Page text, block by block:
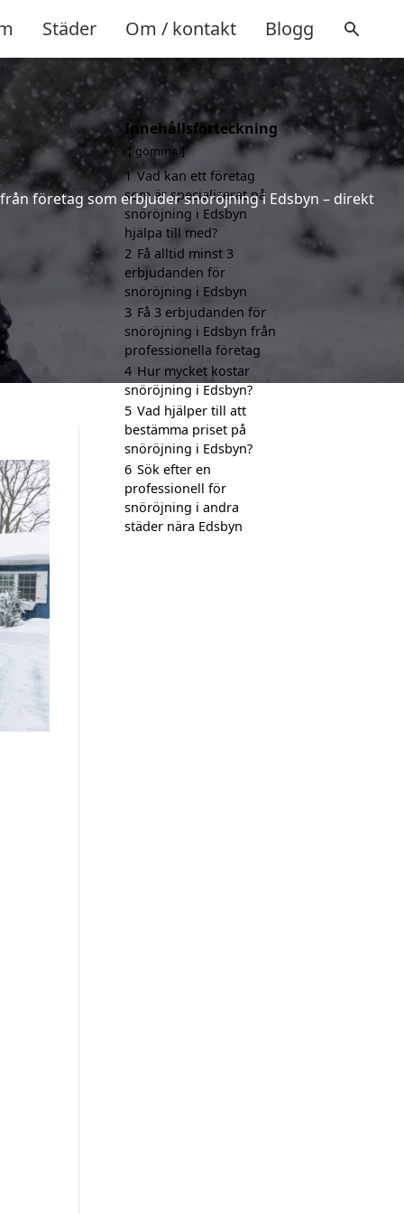
Städer Om / kontakt Blogg
företag som erbjuder snöröjning i Edsbyn – direkt
Innehållsförteckning
gömma
1 Vad kan ett företag
som är specialiserat på
snöröjning i Edsbyn
hjälpa till med?
2 Få alltid minst 3
erbjudanden för
snöröjning i Edsbyn
3 Få 3 erbjudanden för
snöröjning i Edsbyn från
professionella företag
4 Hur mycket kostar
snöröjning i Edsbyn?
5 Vad hjälper till att
bestämma priset på
snöröjning i Edsbyn?
6 Sök efter en
professionell för
snöröjning i andra
städer nära Edsbyn